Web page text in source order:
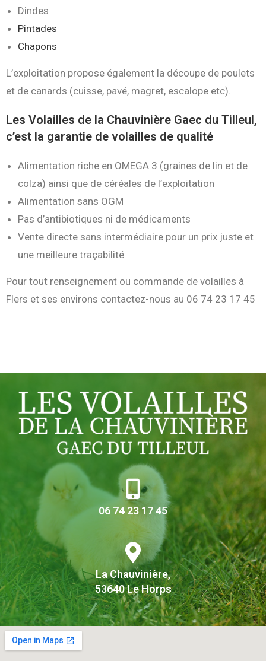
Dindes
Pintades
Chapons
L’exploitation propose également la découpe de poulets
et de canards (cuisse, pavé, magret, escalope etc).
Les Volailles de la Chauvinière Gaec du Tilleul,
c’est la garantie de volailles de qualité
Alimentation riche en OMEGA 3 (graines de lin et de
colza) ainsi que de céréales de l’exploitation
Alimentation sans OGM
Pas d’antibiotiques ni de médicaments
Vente directe sans intermédiaire pour un prix juste et
une meilleure traçabilité
Pour tout renseignement ou commande de volailles à
Flers et ses environs contactez-nous au 06 74 23 17 45
06 74 23 17 45
La Chauvinière,
53640 Le Horps